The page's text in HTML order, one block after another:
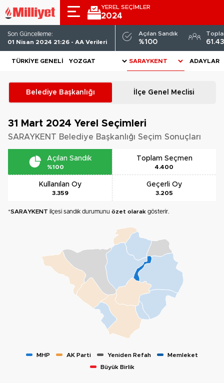
YEREL SEÇİMLER
2024
Son Güncelleme:
01 Nisan 2024 21:26 - AA Verileri
Açılan Sandık
%100
TÜRKIYE GENELI ADAYLAR
Belediye Başkanlığı İlçe Genel Meclisi
31 Mart 2024 Yerel Seçimleri
SARAYKENT Belediye Başkanlığı Seçim Sonuçları
Açılan Sandık
%100
Toplam Seçmen
4.400
Kullanılan Oy
3.359
Geçerli Oy
3.205
*SARAYKENT ilçesi sandık durumunu özet olarak gösterir.
MHP AK Parti Yeniden Refah
Memleket
Büyük Birlik